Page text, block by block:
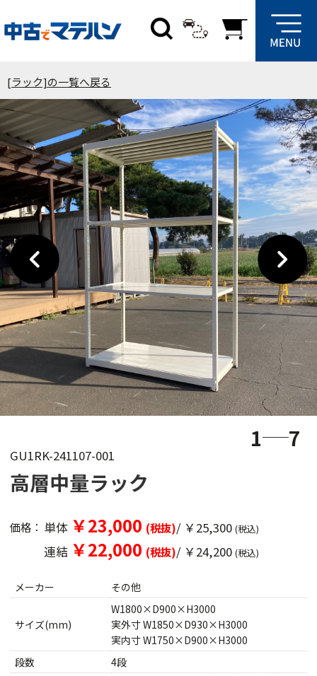
[ラック]の一覧へ戻る
1 7
GU1RK-241107-001
高層中量ラック
価格： 単体 ￥23,000 (税抜)/ ￥25,300 (税込)
連結 ￥22,000 (税抜)/ ￥24,200 (税込)
メーカー その他
サイズ(mm)
W1800×D900×H3000
実外寸 W1850×D930×H3000
実内寸 W1750×D900×H3000
段数
4段